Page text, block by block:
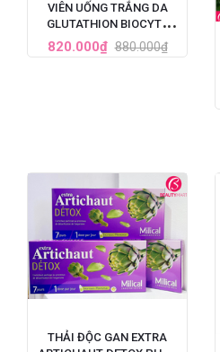
VIÊN UỐNG TRẮNG DA
GLUTATHION BIOCYTE
PHÁP 30 VIÊN
820.000₫ 880.000₫
THẢI ĐỘC GAN EXTRA